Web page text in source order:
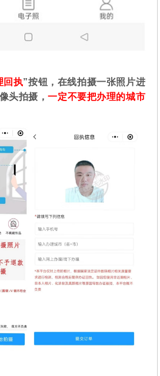
回执”按钮，在线拍摄一张照片进
头拍摄，一定不要把办理的城市